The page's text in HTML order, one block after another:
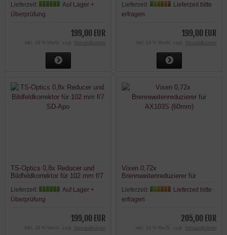
Lieferzeit:
Auf Lager +
Überprüfung
199,00 EUR
inkl. 19 % MwSt. zzgl. Versandkosten
Lieferzeit:
Lieferzeit bitte
erfragen
199,00 EUR
inkl. 19 % MwSt. zzgl. Versandkosten
TS-Optics 0,8x Reducer und
Bildfeldkorrektor für 102 mm f/7
Lieferzeit:
Auf Lager +
Überprüfung
199,00 EUR
inkl. 19 % MwSt. zzgl. Versandkosten
Vixen 0,72x
Brennweitenreduzierer für
Lieferzeit:
Lieferzeit bitte
erfragen
205,00 EUR
inkl. 19 % MwSt. zzgl. Versandkosten